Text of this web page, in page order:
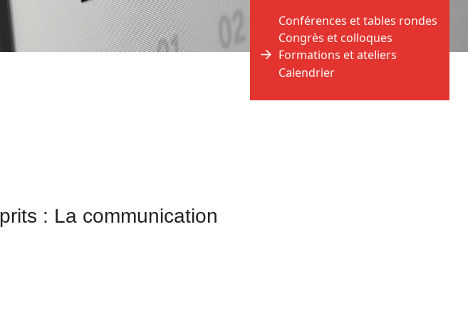
Conférences et tables rondes
Congrès et colloques
Formations et ateliers
Calendrier
: La communication